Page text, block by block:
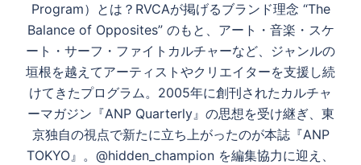
る
ゲ
ー
シ
ョ
ン
Program）とは？RVCAが掲げるブランド理念 “The
Balance of Opposites” のもと、アート・音楽・スケ
ート・サーフ・ファイトカルチャーなど、ジャンルの
垣根を越えてアーティストやクリエイターを支援し続
けてきたプログラム。2005年に創刊されたカルチャ
ーマガジン『ANP Quarterly』の思想を受け継ぎ、東
京独自の視点で新たに立ち上がったのが本誌『ANP
TOKYO』。@hidden_champion を編集協力に迎え、